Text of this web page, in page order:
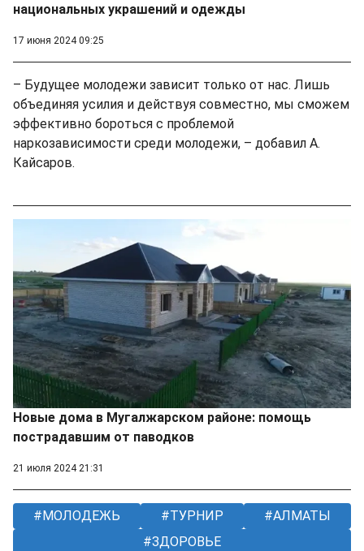
национальных украшений и одежды
17 июня 2024 09:25
– Будущее молодежи зависит только от нас. Лишь
объединяя усилия и действуя совместно, мы сможем
эффективно бороться с проблемой
наркозависимости среди молодежи, – добавил А.
Кайсаров.
Новые дома в Мугалжарском районе: помощь
пострадавшим от паводков
21 июля 2024 21:31
МОЛОДЕЖЬ ТУРНИР
АЛМАТЫ
ЗДОРОВЬЕ